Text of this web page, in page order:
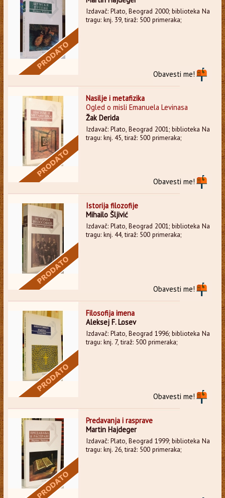
Izdavač: Plato, Beograd 2000; biblioteka Na
tragu: knj. 39, tiraž: 500 primeraka;
Obavesti me!
Nasilje i metafizika
Ogled o misli Emanuela Levinasa
Žak Derida
Izdavač: Plato, Beograd 2001; biblioteka Na
tragu: knj. 45, tiraž: 500 primeraka;
Obavesti me!
Istorija filozofije
Mihailo Šljivić
Izdavač: Plato, Beograd 2001; biblioteka Na
tragu: knj. 44, tiraž: 500 primeraka;
Obavesti me!
Filosofija imena
Aleksej F. Losev
Izdavač: Plato, Beograd 1996; biblioteka Na
tragu: knj. 7, tiraž: 500 primeraka;
Obavesti me!
Predavanja i rasprave
Martin Hajdeger
Izdavač: Plato, Beograd 1999; biblioteka Na
tragu: knj. 26, tiraž: 500 primeraka;